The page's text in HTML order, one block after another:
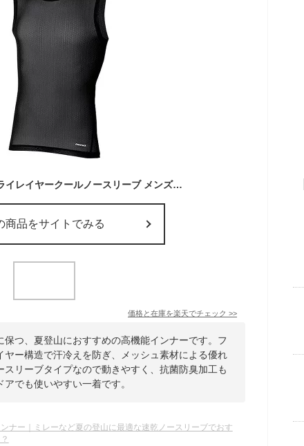
ファイントラック ドライレイヤークールノースリーブ メンズ finetrack FUM0825 トップス ノースリーブ ベースレイヤー アンダーウェア 下着 インナー 抗菌 防臭 メッシュ フェス おしゃれ キャンプ アウトドア
商品をサイトでみる
価格と在庫を楽天でチェック >>
つ、夏登山におすすめの高機能インナーです。フ
ー構造で汗冷えを防ぎ、メッシュ素材による優れ
リーブタイプなので動きやすく、抗菌防臭加工も
でも使いやすい一着です。
ナー｜ミレーなど夏の登山に最適な速乾ノースリーブでおす